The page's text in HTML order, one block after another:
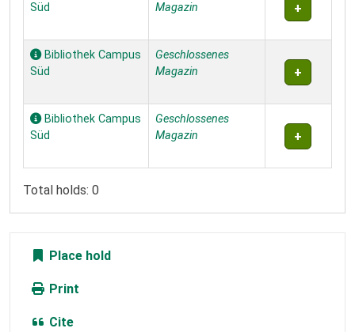
Süd
Magazin
Bibliothek Campus
Süd
Geschlossenes
Magazin
Bibliothek Campus
Süd
Geschlossenes
Magazin
Total holds: 0
Place hold
Print
Cite